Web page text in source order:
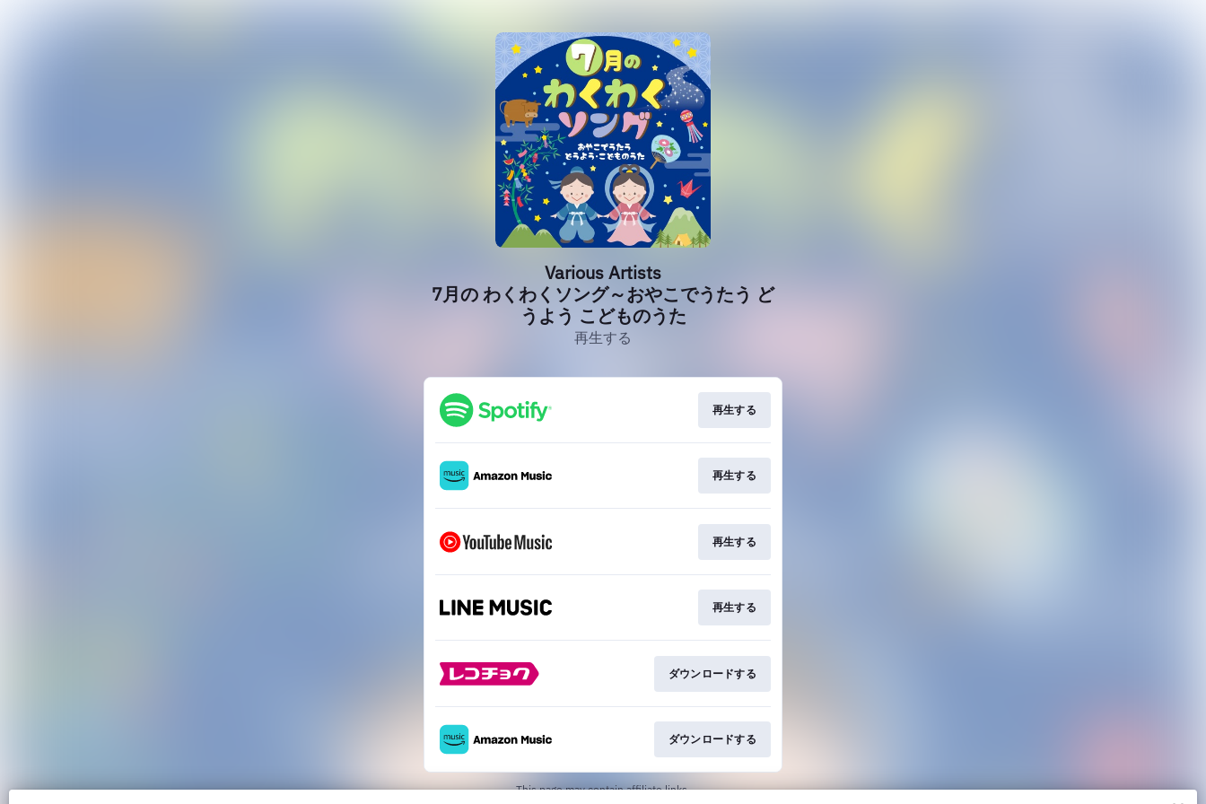
Various Artists
7月の わくわくソング～おやこでうたう ど
うよう こどものうた
再生する
再生する
再生する
再生する
再生する
ダウンロードする
ダウンロードする
This page may contain affiliate links.